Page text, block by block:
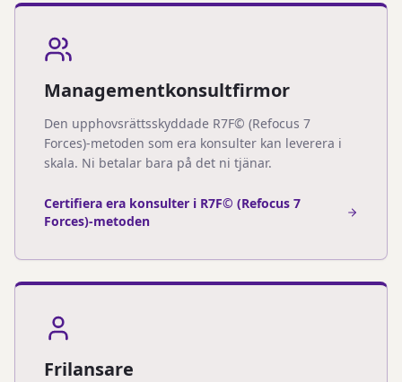
Managementkonsultfirmor
Den upphovsrättsskyddade R7F© (Refocus 7
Forces)-metoden som era konsulter kan leverera i
skala. Ni betalar bara på det ni tjänar.
Certifiera era konsulter i R7F© (Refocus 7
Forces)-metoden
Frilansare